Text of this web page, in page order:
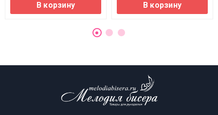
В корзину В корзину